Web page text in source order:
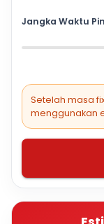
Jangka Waktu
Setelah masa
menggunakan